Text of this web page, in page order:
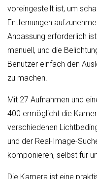
voreingestellt ist, um
Entfernungen
Anpassung erforderlich
manuell, und die
Benutzer einfach den
zu machen.
Mit 27 Aufnahmen und
400 ermöglicht die
verschiedenen
und der Real-Image-
komponieren, selbst für
Die Kamera ist eine